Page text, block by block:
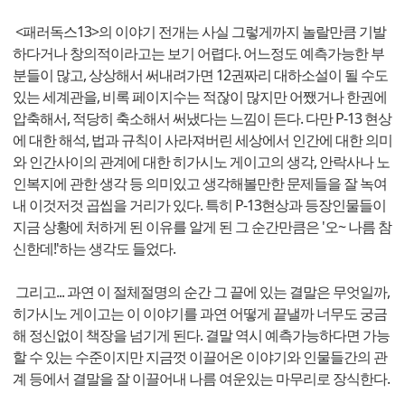
<패러독스13>의 이야기 전개는 사실 그렇게까지 놀랄만큼 기발
하다거나 창의적이라고는 보기 어렵다. 어느정도 예측가능한 부
분들이 많고, 상상해서 써내려가면 12권짜리 대하소설이 될 수도
있는 세계관을, 비록 페이지수는 적잖이 많지만 어쨌거나 한권에
압축해서, 적당히 축소해서 써냈다는 느낌이 든다. 다만 P-13 현상
에 대한 해석, 법과 규칙이 사라져버린 세상에서 인간에 대한 의미
와 인간사이의 관계에 대한 히가시노 게이고의 생각, 안락사나 노
인복지에 관한 생각 등 의미있고 생각해볼만한 문제들을 잘 녹여
내 이것저것 곱씹을 거리가 있다. 특히 P-13현상과 등장인물들이
지금 상황에 처하게 된 이유를 알게 된 그 순간만큼은 '오~ 나름 참
신한데!'하는 생각도 들었다.
그리고... 과연 이 절체절명의 순간 그 끝에 있는 결말은 무엇일까,
히가시노 게이고는 이 이야기를 과연 어떻게 끝낼까 너무도 궁금
해 정신없이 책장을 넘기게 된다. 결말 역시 예측가능하다면 가능
할 수 있는 수준이지만 지금껏 이끌어온 이야기와 인물들간의 관
계 등에서 결말을 잘 이끌어내 나름 여운있는 마무리로 장식한다.